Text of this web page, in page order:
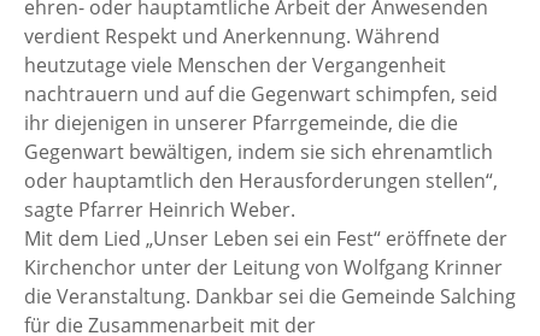
ehren- oder hauptamtliche Arbeit der Anwesenden
verdient Respekt und Anerkennung. Während
heutzutage viele Menschen der Vergangenheit
nachtrauern und auf die Gegenwart schimpfen, seid
ihr diejenigen in unserer Pfarrgemeinde, die die
Gegenwart bewältigen, indem sie sich ehrenamtlich
oder hauptamtlich den Herausforderungen stellen“,
sagte Pfarrer Heinrich Weber.
Mit dem Lied „Unser Leben sei ein Fest“ eröffnete der
Kirchenchor unter der Leitung von Wolfgang Krinner
die Veranstaltung. Dankbar sei die Gemeinde Salching
für die Zusammenarbeit mit der